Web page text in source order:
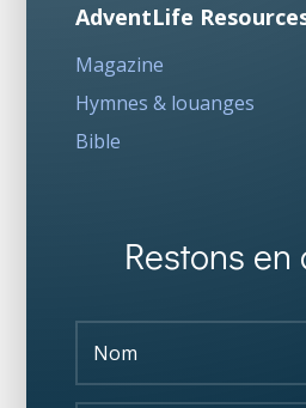
AdventLife
Magazine
Hymnes & louanges
Bible
Restons en